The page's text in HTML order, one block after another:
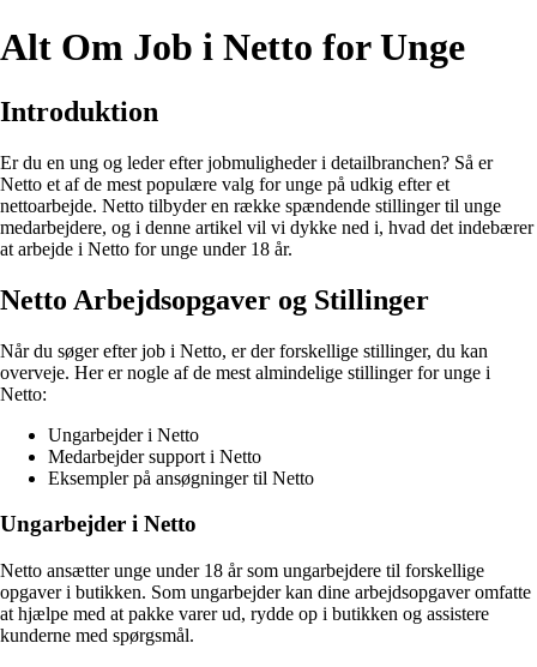
Alt Om Job i Netto for Unge
Introduktion
Er du en ung og leder efter jobmuligheder i detailbranchen? Så er
Netto et af de mest populære valg for unge på udkig efter et
nettoarbejde. Netto tilbyder en række spændende stillinger til unge
medarbejdere, og i denne artikel vil vi dykke ned i, hvad det indebærer
at arbejde i Netto for unge under 18 år.
Netto Arbejdsopgaver og Stillinger
Når du søger efter job i Netto, er der forskellige stillinger, du kan
overveje. Her er nogle af de mest almindelige stillinger for unge i
Netto:
Ungarbejder i Netto
Medarbejder support i Netto
Eksempler på ansøgninger til Netto
Ungarbejder i Netto
Netto ansætter unge under 18 år som ungarbejdere til forskellige
opgaver i butikken. Som ungarbejder kan dine arbejdsopgaver omfatte
at hjælpe med at pakke varer ud, rydde op i butikken og assistere
kunderne med spørgsmål.